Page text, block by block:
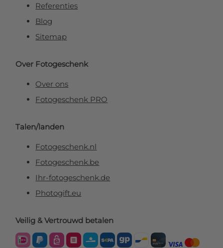
Referenties
Blog
Sitemap
Over Fotogeschenk
Over ons
Fotogeschenk PRO
Talen/landen
Fotogeschenk.nl
Fotogeschenk.be
Ihr-fotogeschenk.de
Photogift.eu
Veilig & Vertrouwd betalen